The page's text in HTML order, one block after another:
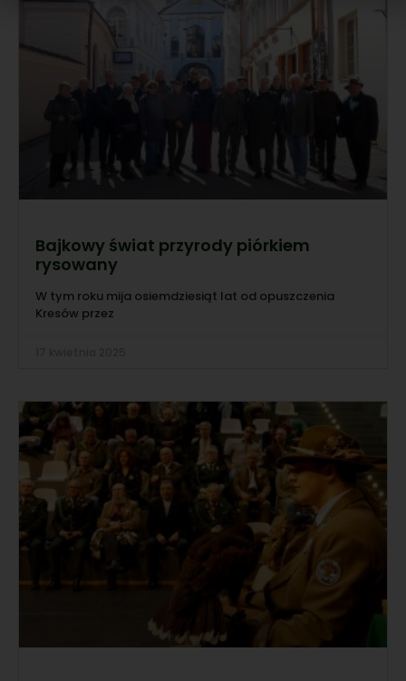
Bajkowy świat przyrody piórkiem
rysowany
W tym roku mija osiemdziesiąt lat od opuszczenia
Kresów przez